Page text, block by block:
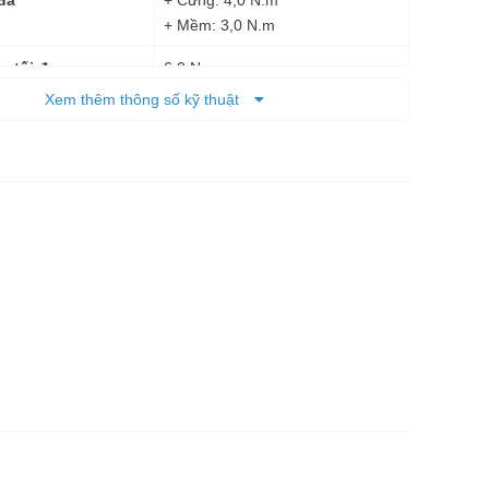
+ Mềm: 3,0 N.m
tối đa 6,0 N.m
Xem thêm thông số kỹ thuật